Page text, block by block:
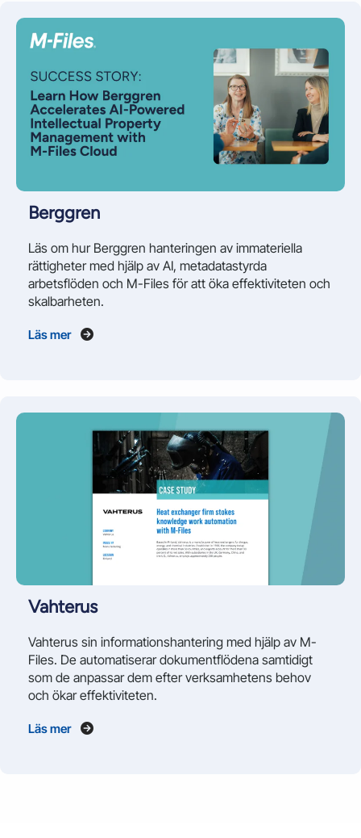
Berggren
Läs om hur Berggren hanteringen av immateriella
rättigheter med hjälp av AI, metadatastyrda
arbetsflöden och M-Files för att öka effektiviteten och
skalbarheten.
Läs mer
Vahterus
Vahterus sin informationshantering med hjälp av M-
Files. De automatiserar dokumentflödena samtidigt
som de anpassar dem efter verksamhetens behov
och ökar effektiviteten.
Läs mer